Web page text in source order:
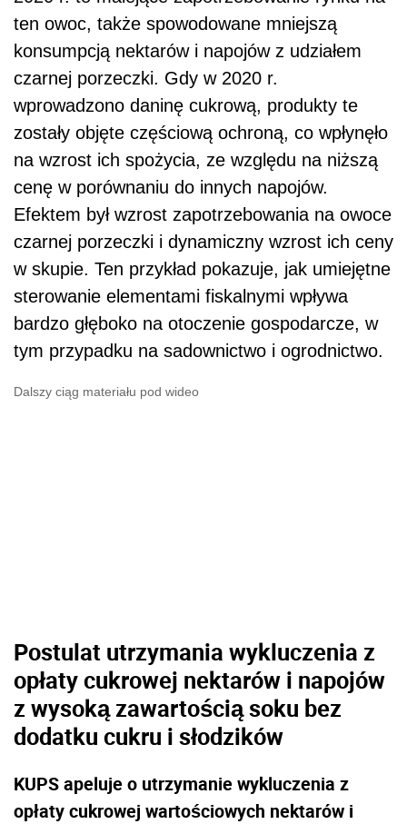
ten owoc, także spowodowane mniejszą
konsumpcją nektarów i napojów z udziałem
czarnej porzeczki. Gdy w 2020 r.
wprowadzono daninę cukrową, produkty te
zostały objęte częściową ochroną, co wpłynęło
na wzrost ich spożycia, ze względu na niższą
cenę w porównaniu do innych napojów.
Efektem był wzrost zapotrzebowania na owoce
czarnej porzeczki i dynamiczny wzrost ich ceny
w skupie. Ten przykład pokazuje, jak umiejętne
sterowanie elementami fiskalnymi wpływa
bardzo głęboko na otoczenie gospodarcze, w
tym przypadku na sadownictwo i ogrodnictwo.
Dalszy ciąg materiału pod wideo
Postulat utrzymania wykluczenia z
opłaty cukrowej nektarów i napojów
z wysoką zawartością soku bez
dodatku cukru i słodzików
KUPS apeluje o utrzymanie wykluczenia z
opłaty cukrowej wartościowych nektarów i